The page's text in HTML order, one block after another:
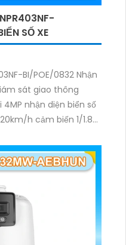
SỐ XE
BI/POE/0832 Nhận
sát giao thông
nhận diện biển số
h cảm biến 1/1.8